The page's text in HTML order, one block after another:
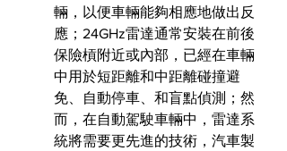
輛，以便車輛能夠相應地做出反
應；24GHz雷達通常安裝在前後
保險槓附近或內部，已經在車輛
中用於短距離和中距離碰撞避
免、自動停車、和盲點偵測；然
而，在自動駕駛車輛中，雷達系
統將需要更先進的技術，汽車製